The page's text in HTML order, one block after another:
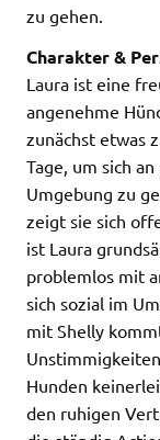
zu gehen.
Charakter &
Laura ist eine
angenehme
zunächst etwas
Tage, um sich
Umgebung zu
zeigt sie sich
ist Laura
problemlos mit
sich sozial im
mit Shelly
Hunden
den ruhigen